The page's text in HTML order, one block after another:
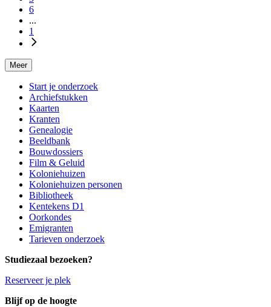
6
...
1
Meer
Start je onderzoek
Archiefstukken
Kaarten
Kranten
Genealogie
Beeldbank
Bouwdossiers
Film & Geluid
Koloniehuizen
Koloniehuizen personen
Bibliotheek
Kentekens D1
Oorkondes
Emigranten
Tarieven onderzoek
Studiezaal bezoeken?
Reserveer je plek
Blijf op de hoogte